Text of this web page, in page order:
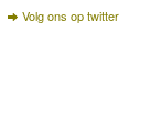
Volg ons op twitter